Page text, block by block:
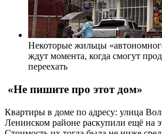
Некоторые жильцы
ждут момента, когда смогут
переехать
«Не пишите про этот дом»
Квартиры в доме по адресу: улица
Ленинском районе раскупили ещё на